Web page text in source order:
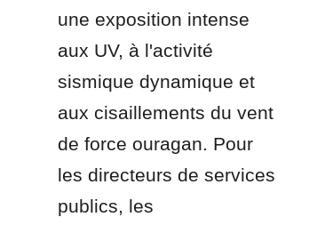
une exposition intense
aux UV, à l'activité
sismique dynamique et
aux cisaillements du vent
de force ouragan. Pour
les directeurs de services
publics, les